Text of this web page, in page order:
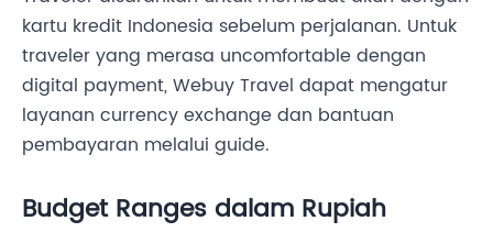
kartu kredit Indonesia sebelum perjalanan. Untuk
traveler yang merasa uncomfortable dengan
digital payment, Webuy Travel dapat mengatur
layanan currency exchange dan bantuan
pembayaran melalui guide.
Budget Ranges dalam Rupiah